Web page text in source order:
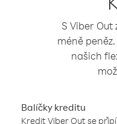
S Viber Out
méně
našich
Balíčky kreditu
Kredit Viber Out se